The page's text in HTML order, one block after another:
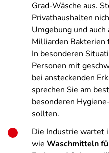
Grad-Wäsche aus.
Privathaushalten
Umgebung und
Milliarden Bakterien
In besonderen
Personen mit
bei ansteckenden
sprechen Sie am
besonderen
sollten.
Die Industrie wartet
wie Waschmitteln